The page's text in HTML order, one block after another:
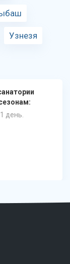
Узнезя
день.